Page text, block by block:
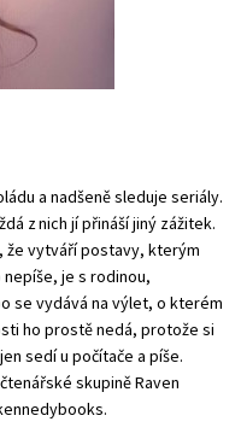
a nadšeně sleduje seriály.
z nich jí přináší jiný zážitek.
že vytváří postavy, kterým
je s rodinou,
se vydává na výlet, o kterém
ho prostě nedá, protože si
sedí u počítače a píše.
skupině Raven